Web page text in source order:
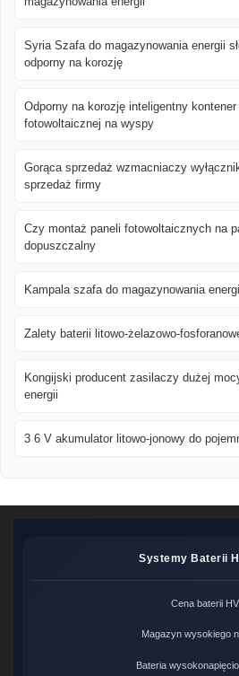
Syria Szafa do magazynowania energii
odporny na korozję
Odporny na korozję inteligentny
fotowoltaicznej na wyspy
Gorąca sprzedaż wzmacniaczy
sprzedaż firmy
Czy montaż paneli fotowoltaicznych na
dopuszczalny
Kampala szafa do magazynowania
Zalety baterii litowo-żelazowo-
Kongijski producent zasilaczy dużej
energii
3 6 V akumulator litowo-jonowy do
Systemy Baterii
Cena baterii HV
Magazyn wysokiego
Bateria